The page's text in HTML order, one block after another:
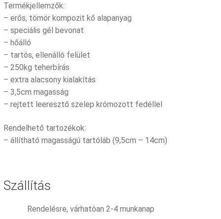
Termékjellemzők:
– erős, tömör kompozit kő alapanyag
– speciális gél bevonat
– hőálló
– tartós, ellenálló felület
– 250kg teherbírás
– extra alacsony kialakítás
– 3,5cm magasság
– rejtett leeresztő szelep krómozott fedéllel
Rendelhető tartozékok:
– állítható magasságú tartóláb (9,5cm – 14cm)
Szállítás
Rendelésre, várhatóan 2-4 munkanap